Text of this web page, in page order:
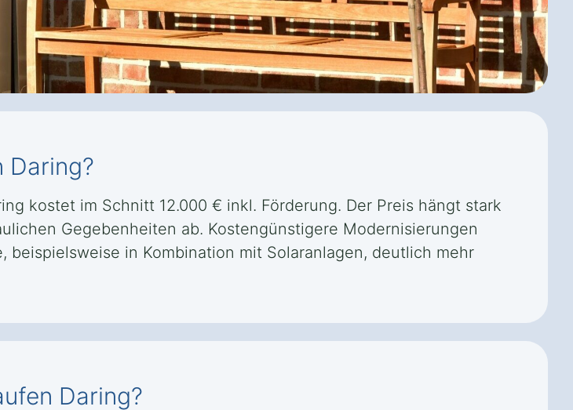
Daring?
kostet im Schnitt 12.000 € inkl. Förderung. Der Preis hängt stark
Gegebenheiten ab. Kostengünstigere Modernisierungen
in Kombination mit Solaranlagen, deutlich mehr
Daring?